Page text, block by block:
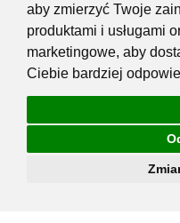
aby zmierzyć Twoje
produktami i usługami
marketingowe, aby
Ciebie bardziej